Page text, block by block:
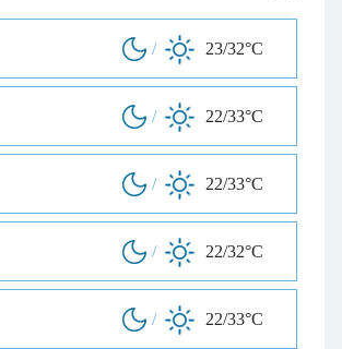
/ 23/32°C
/ 22/33°C
/ 22/33°C
/ 22/32°C
/ 22/33°C